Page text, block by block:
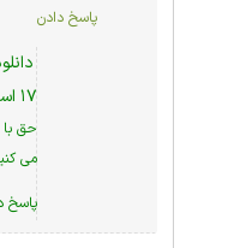
پاسخ دادن
۱۷ اسفند ۱۳۹۲
حق
می
پاسخ